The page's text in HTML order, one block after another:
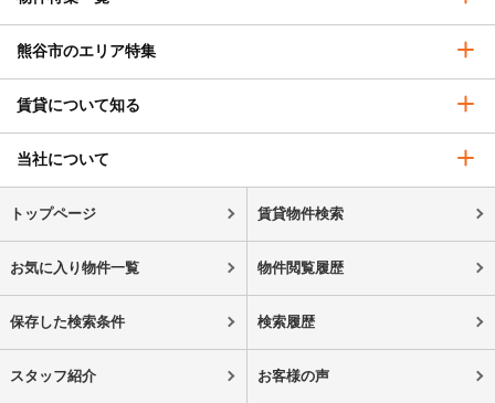
熊谷市のエリア特集
賃貸について知る
当社について
トップページ 賃貸物件検索
お気に入り物件一覧 物件閲覧履歴
保存した検索条件 検索履歴
スタッフ紹介 お客様の声